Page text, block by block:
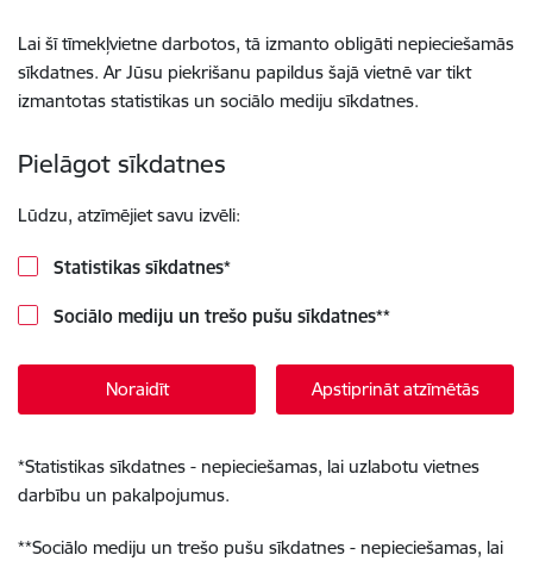
Lai šī tīmekļvietne darbotos, tā izmanto obligāti nepieciešamās
sīkdatnes. Ar Jūsu piekrišanu papildus šajā vietnē var tikt
izmantotas statistikas un sociālo mediju sīkdatnes.
Pielāgot sīkdatnes
Lūdzu, atzīmējiet savu izvēli:
Statistikas sīkdatnes*
Sociālo mediju un trešo pušu sīkdatnes**
Noraidīt Apstiprināt atzīmētās
*Statistikas sīkdatnes - nepieciešamas, lai uzlabotu vietnes
darbību un pakalpojumus.
**Sociālo mediju un trešo pušu sīkdatnes - nepieciešamas, lai